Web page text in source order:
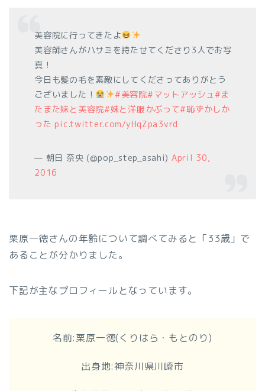
美容院に行ってきたよ
美容師さんがハサミを持たせてくださり3人でお写
真！
今日も髪の毛を素敵にしてくださってありがとう
ございました！
#美容院#マットアッシュ #ま
たまた妹と美容院#妹と洋服かぶって#恥ずかしか
った pic.twitter.com/yHqZpa3vrd
— 朝日 奈央 (@pop_step_asahi) April 30,
2016
栗原一徳さんの年齢について調べてみると「33歳」で
あることが分かりました。
下記が主なプロフィールとなっています。
名前:栗原一徳(くりはら・もとのり)
出身地:神奈川県川崎市